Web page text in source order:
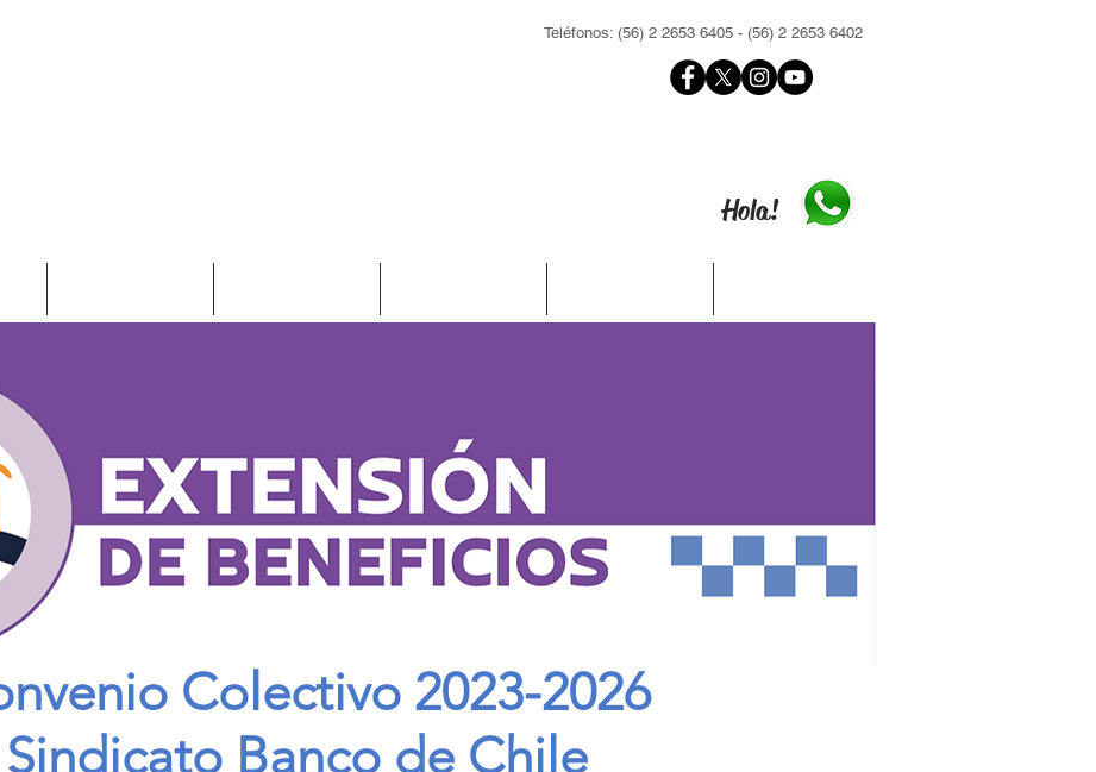
Teléfonos: (56) 2 2653 6405 - (56) 2 2653 6402
Hola!
Colectivo 2023-2026
Sindicato Banco de Chile